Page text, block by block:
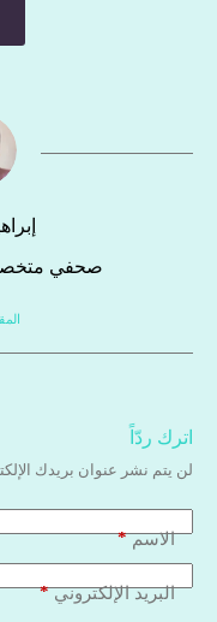
صحفي
اترك ردّاً
لن يتم نشر عنوان بريدك
الاسم*
البريد الإلكتروني*